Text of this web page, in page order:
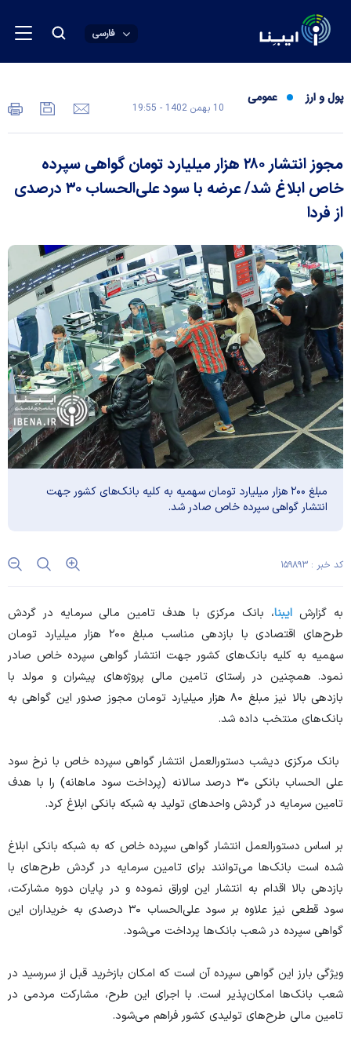
فارسی
پول و ارز عمومی
10 بهمن 1402 - 19:55
مجوز انتشار ۲۸۰ هزار میلیارد تومان گواهی سپرده
خاص ابلاغ شد/ عرضه با سود علی‌الحساب ۳۰ درصدی
از فردا
مبلغ ۲۰۰ هزار میلیارد تومان سهمیه به کلیه بانک‌های کشور جهت
انتشار گواهی سپرده خاص صادر شد.
کد خبر : ۱۵۹۸۹۳
به گزارش ایبنا، بانک مرکزی با هدف تامین مالی سرمایه در گردش
طرح‌های اقتصادی با بازدهی مناسب مبلغ ۲۰۰ هزار میلیارد تومان
سهمیه به کلیه بانک‌های کشور جهت انتشار گواهی سپرده خاص صادر
نمود. همچنین در راستای تامین مالی پروژه‌های پیشران و مولد با
بازدهی بالا نیز مبلغ ۸۰ هزار میلیارد تومان مجوز صدور این گواهی به
بانک‌های منتخب داده شد.
بانک مرکزی دیشب دستورالعمل انتشار گواهی سپرده خاص با نرخ سود
علی الحساب بانکی ۳۰ درصد سالانه (پرداخت سود ماهانه) را با هدف
تامین سرمایه در گردش واحد‌های تولید به شبکه بانکی ابلاغ کرد.
بر اساس دستورالعمل انتشار گواهی سپرده خاص که به شبکه بانکی ابلاغ
شده است بانک‌ها می‌توانند برای تامین سرمایه در گردش طرح‌های با
بازدهی بالا اقدام به انتشار این اوراق نموده و در پایان دوره مشارکت،
سود قطعی نیز علاوه بر سود علی‌الحساب ۳۰ درصدی به خریداران این
گواهی سپرده در شعب بانک‌ها پرداخت می‌شود.
ویژگی بارز این گواهی سپرده آن است که امکان بازخرید قبل از سررسید در
شعب بانک‌ها امکان‌پذیر است. با اجرای این طرح، مشارکت مردمی در
تامین مالی طرح‌های تولیدی کشور فراهم می‌شود.